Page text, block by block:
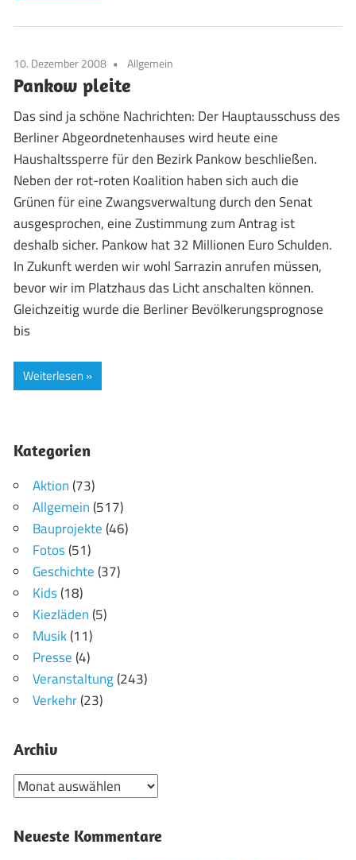
10. Dezember 2008 Allgemein
Pankow pleite
Das sind ja schöne Nachrichten: Der Hauptausschuss des
Berliner Abgeordnetenhauses wird heute eine
Haushaltssperre für den Bezirk Pankow beschließen.
Neben der rot-roten Koalition haben sich auch die
Grünen für eine Zwangsverwaltung durch den Senat
ausgesprochen, eine Zustimmung zum Antrag ist
deshalb sicher. Pankow hat 32 Millionen Euro Schulden.
In Zukunft werden wir wohl Sarrazin anrufen müssen,
bevor wir im Platzhaus das Licht anschalten können.
Gleichzeitig wurde die Berliner Bevölkerungsprognose
bis
Weiterlesen
Kategorien
Aktion(73)
Allgemein(517)
Bauprojekte(46)
Fotos(51)
Geschichte(37)
Kids(18)
Kiezläden(5)
Musik(11)
Presse(4)
Veranstaltung(243)
Verkehr(23)
Archiv
Archiv
Neueste Kommentare